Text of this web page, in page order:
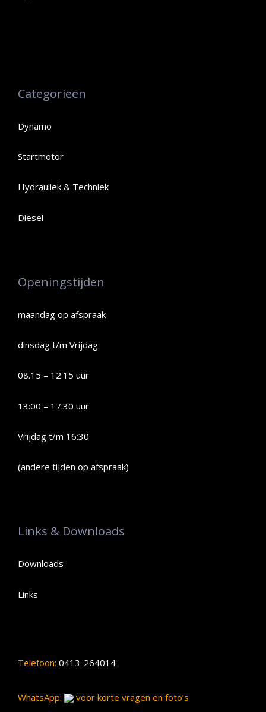
Categorieën
Dynamo
Startmotor
Hydrauliek & Techniek
Diesel
Openingstijden
maandag op afspraak
dinsdag t/m Vrijdag
08.15 – 12:15 uur
13:00 – 17:30 uur
Vrijdag t/m 16:30
(andere tijden op afspraak)
Links & Downloads
Downloads
Links
Telefoon: 0413-264014
WhatsApp: voor korte vragen en foto’s